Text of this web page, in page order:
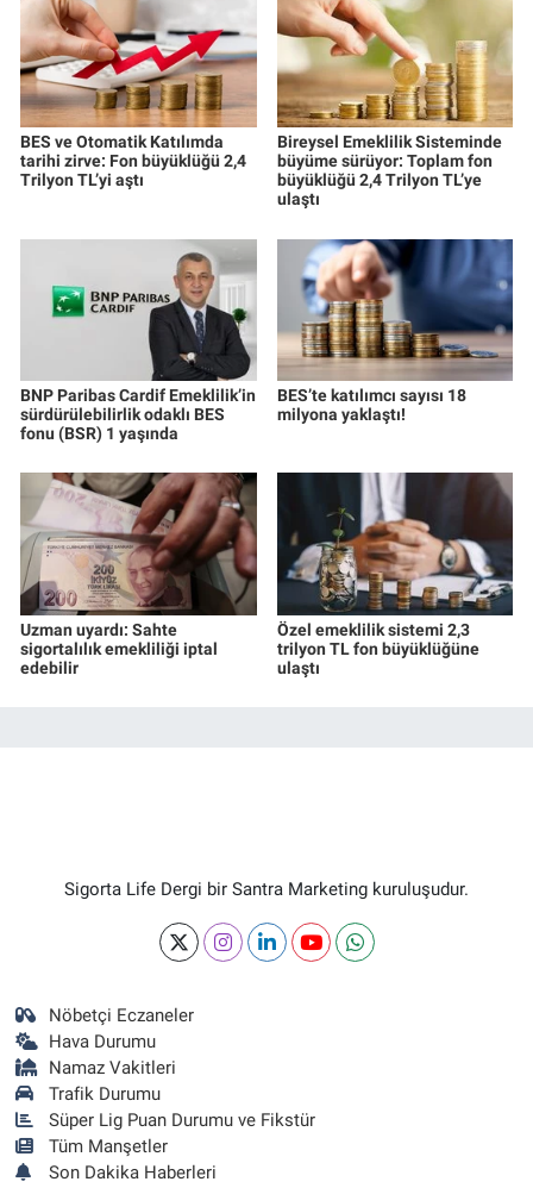
BES ve Otomatik Katılımda
tarihi zirve: Fon büyüklüğü 2,4
Trilyon TL’yi aştı
Bireysel Emeklilik Sisteminde
büyüme sürüyor: Toplam fon
büyüklüğü 2,4 Trilyon TL’ye
ulaştı
BNP Paribas Cardif Emeklilik’in
sürdürülebilirlik odaklı BES
fonu (BSR) 1 yaşında
BES’te katılımcı sayısı 18
milyona yaklaştı!
Uzman uyardı: Sahte
sigortalılık emekliliği iptal
edebilir
Özel emeklilik sistemi 2,3
trilyon TL fon büyüklüğüne
ulaştı
Sigorta Life Dergi bir Santra Marketing kuruluşudur.
Nöbetçi Eczaneler
Hava Durumu
Namaz Vakitleri
Trafik Durumu
Süper Lig Puan Durumu ve Fikstür
Tüm Manşetler
Son Dakika Haberleri